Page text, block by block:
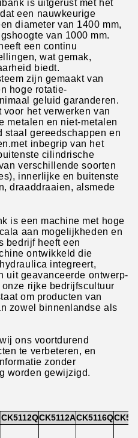
is uitgerust met het
een nauwkeurige
diameter van 1400 mm,
van 1000 mm.
een continu
wat gemak,
biedt.
zijn gemaakt van
hoge rotatie-
geluid garanderen.
het verwerken van
metalen en niet-metalen
staal gereedschappen en
inbegrip van het
cilindrische
verschillende soorten
innerlijke en buitenste
draaddraaien, alsmede
is een machine met hoge
aan mogelijkheden en
bedrijf heeft een
ontwikkeld die
integreert,
uit geavanceerde ontwerp-
rijke bedrijfscultuur
om producten van
zowel binnenlandse als
ons voortdurend
te verbeteren, en
zonder
worden gewijzigd.
CK5112QCK5112ACK5116Q